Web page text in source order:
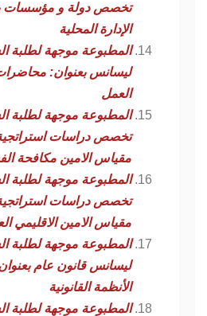
تخصص دولة و مؤسسات
الإدارة المحلية
المطبوعة موجهة لطلبة
ليسانس بعنوان:
العمل
المطبوعة موجهة لطلبة
تخصص دراسات
مقياس الامين مكافحة
المطبوعة موجهة لطلبة
تخصص دراسات
مقياس الامين الاقليمي
المطبوعة موجهة لطلبة
ليسانس قانون عام
الأنظمة القانونية
المطبوعة موجهة لطلبة